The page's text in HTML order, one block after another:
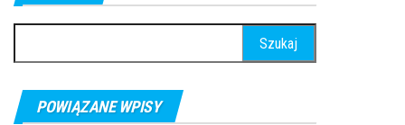
POWIĄZANE WPISY